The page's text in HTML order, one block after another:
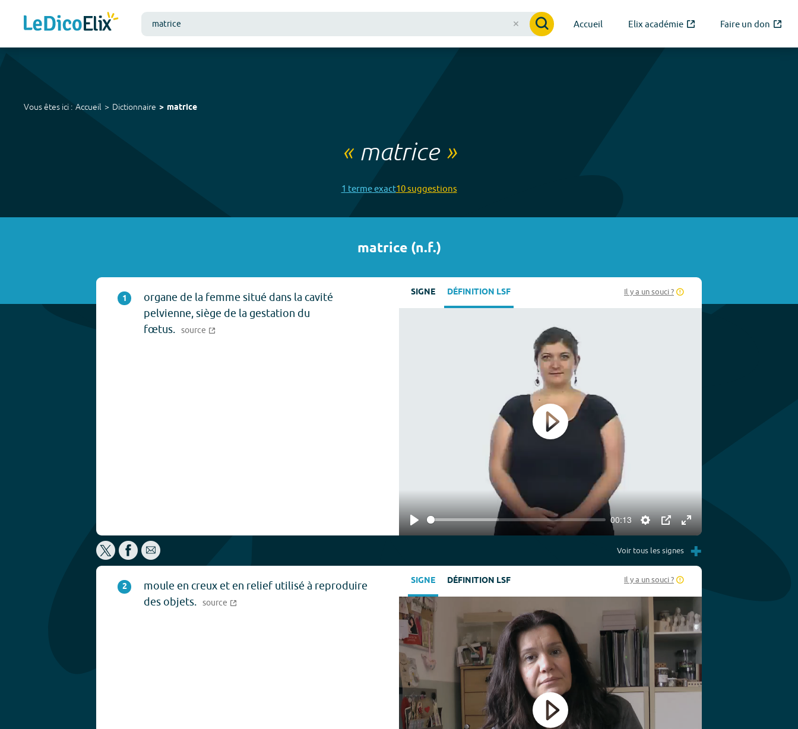
Accueil Elix académie Faire un don
Vous êtes ici : Accueil Dictionnaire matrice
« matrice»
1 termeexact10suggestions
matrice(n.f.)
1
organe de la femme situé dans la cavité
pelvienne, siège de la gestation du
fœtus. source
SIGNE DÉFINITION LSF Il y a un souci ?
Play
00:13
Settings
PIP Enter
fullscreen
Play
Voir tous les signes +
2
moule en creux et en relief utilisé à reproduire
des objets. source
SIGNE DÉFINITION LSF Il y a un souci ?
Play